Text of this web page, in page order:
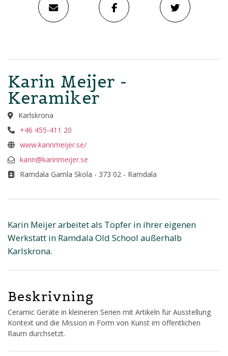
Karin Meijer -
Keramiker
Karlskrona
+46 455-411 20
www.karinmeijer.se/
karin@karinmeijer.se
Ramdala Gamla Skola - 373 02 - Ramdala
Karin Meijer arbeitet als Töpfer in ihrer eigenen
Werkstatt in Ramdala Old School außerhalb
Karlskrona.
Beskrivning
Ceramic Geräte in kleineren Serien mit Artikeln für Ausstellung
Kontext und die Mission in Form von Kunst im öffentlichen
Raum durchsetzt.